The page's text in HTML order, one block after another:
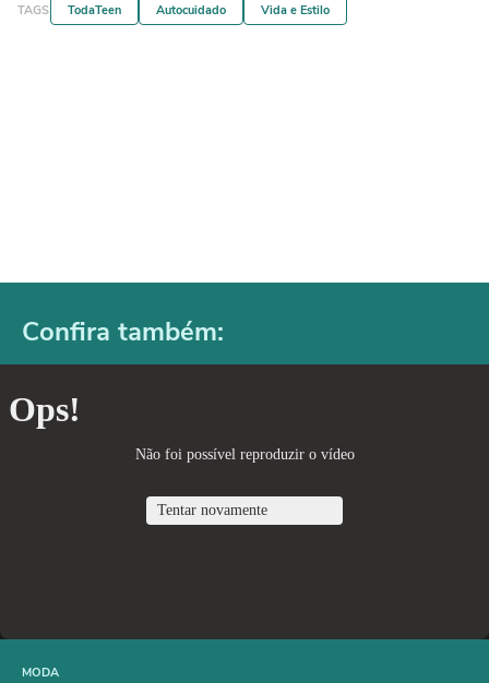
TAGS TodaTeen Autocuidado Vida e Estilo
Confira também:
MODA